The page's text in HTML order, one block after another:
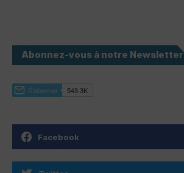
Abonnez-vous à notre Newsletter
Facebook